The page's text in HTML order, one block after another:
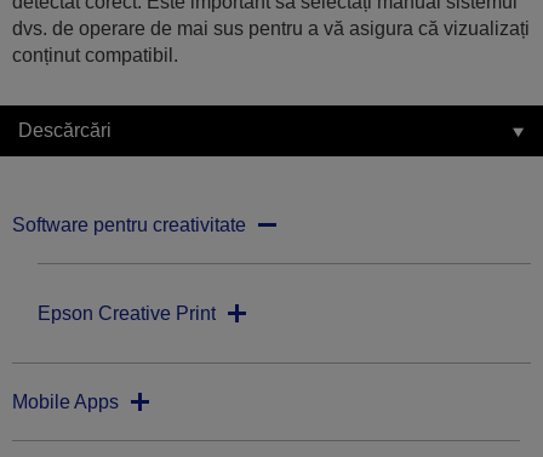
dvs. de operare de mai sus pentru a vă asigura că vizualizați
conținut compatibil.
Descărcări
Software pentru creativitate
Epson Creative Print
Mobile Apps